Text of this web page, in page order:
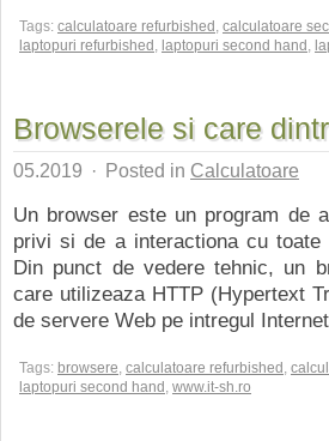
Tags: calculatoare refurbished , calculatoare
laptopuri refurbished , laptopuri second hand ,
Browserele si care
05.2019 · Posted in Calculatoare
Un browser este un program de
privi si de a interactiona cu
Din punct de vedere tehnic, un
care utilizeaza HTTP (Hypertext
de servere Web pe intregul
Tags: browsere, calculatoare refurbished ,
laptopuri second hand , www.it-sh.ro